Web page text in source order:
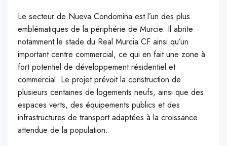
Le secteur de Nueva Condomina est l’un des plus
emblématiques de la périphérie de Murcie. Il abrite
notamment le stade du Real Murcia CF ainsi qu’un
important centre commercial, ce qui en fait une zone à
fort potentiel de développement résidentiel et
commercial. Le projet prévoit la construction de
plusieurs centaines de logements neufs, ainsi que des
espaces verts, des équipements publics et des
infrastructures de transport adaptées à la croissance
attendue de la population.